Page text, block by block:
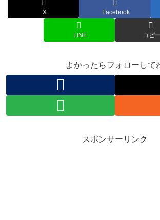
X Facebook
LINE コピー
よかったらフォローして
スポンサーリンク